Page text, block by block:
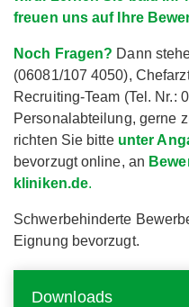
freuen uns auf Ihre
Noch Fragen? Dann
(06081/107 4050),
Recruiting-Team (Tel. Nr.:
Personalabteilung, gerne
richten Sie bitte unter
bevorzugt online, an
kliniken.de.
Schwerbehinderte
Eignung bevorzugt.
Downloads